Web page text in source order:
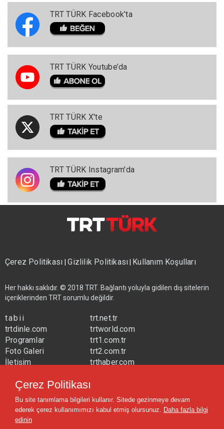
TRT TÜRK Facebook’ta
TRT TÜRK Youtube’da
TRT TÜRK X'te
TRT TÜRK Instagram'da
Çerez Politikası|Gizlilik Politikası| Kullanım Koşulları
Her hakkı saklıdır. © 2018 TRT. Bağlantı yoluyla gidilen dış sitelerin
içeriklerinden TRT sorumlu değildir.
tabii
trtdinle.com
Programlar
Foto Galeri
İletişim
trt.net.tr
trtworld.com
trt1.com.tr
trt2.com.tr
trthaber.com
trtavaz.com.tr
trtmuzik.net.tr
trtcocuk.net.tr
Çerez Politikası
Bu site tanımlama bilgileri kullanır. Sitede gezinmeye devam
ederek çerez kullanımımızı kabul etmiş olursunuz. Daha fazla bilgi
edinin